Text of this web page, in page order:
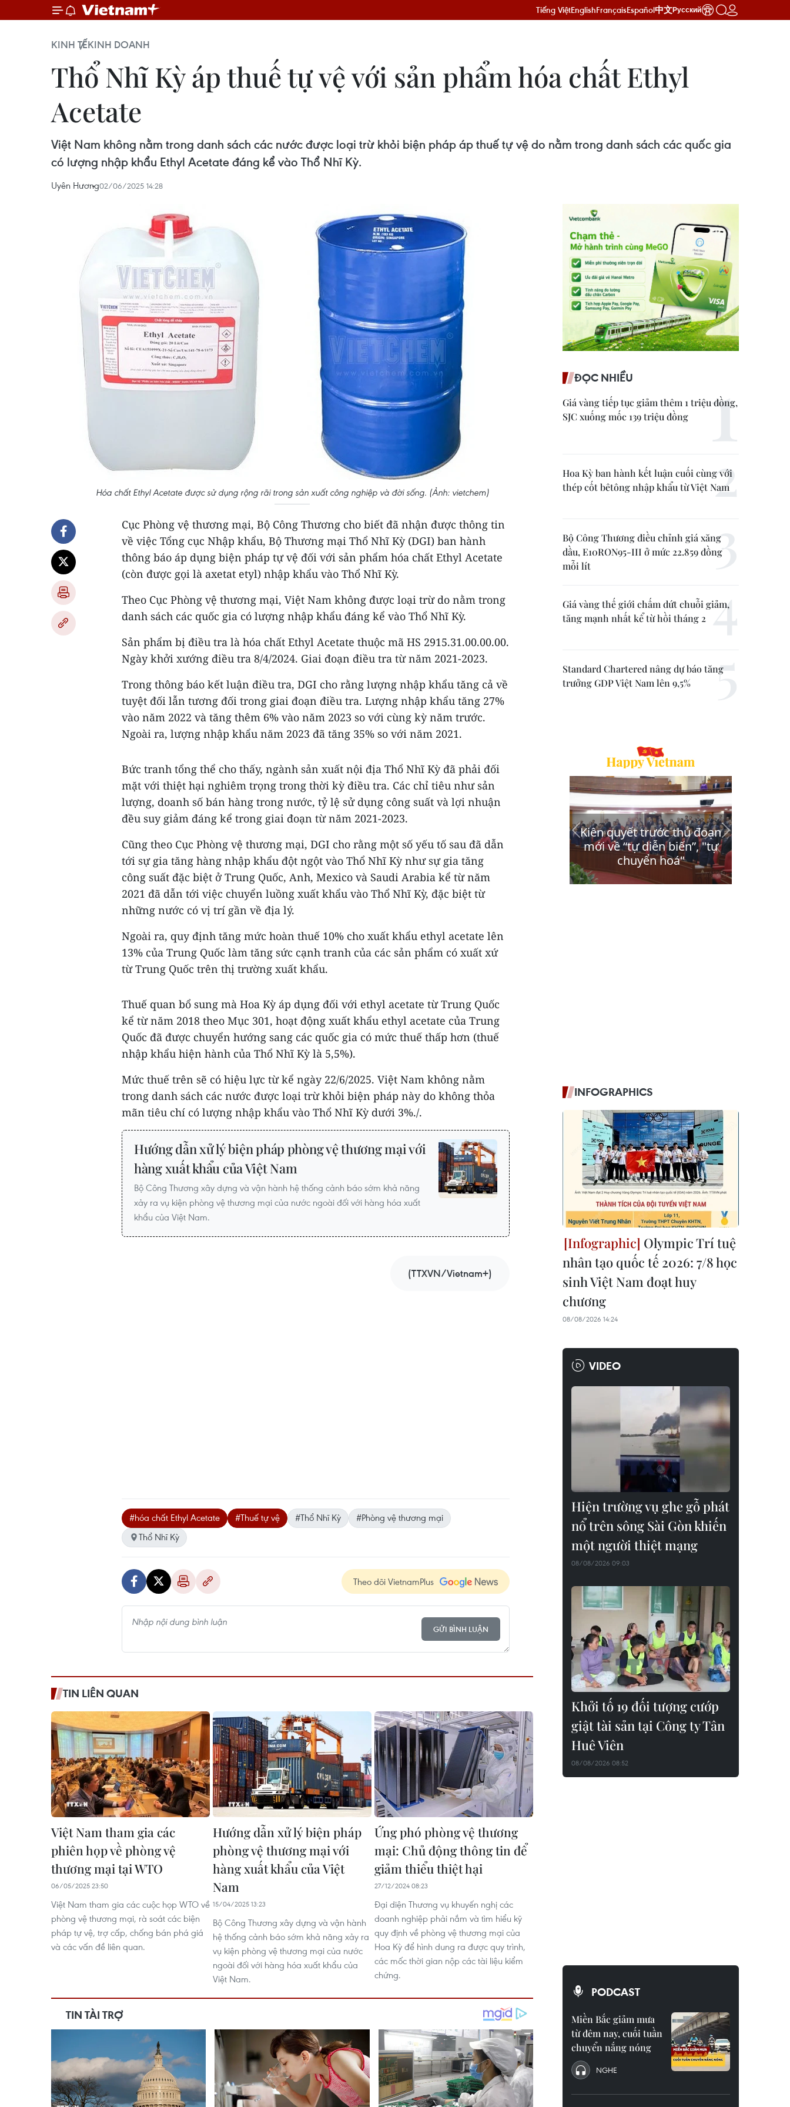
Tiếng ViệtEnglishFrançaisEspañol中文Русский
KINH TẾKINH DOANH
Thổ Nhĩ Kỳ áp thuế tự vệ với sản phẩm hóa chất Ethyl
Acetate
Việt Nam không nằm trong danh sách các nước được loại trừ khỏi biện pháp áp thuế tự vệ do nằm trong danh sách các quốc gia
có lượng nhập khẩu Ethyl Acetate đáng kể vào Thổ Nhĩ Kỳ.
Uyên Hương02/06/2025 14:28
Hóa chất Ethyl Acetate được sử dụng rộng rãi trong sản xuất công nghiệp và đời sống. (Ảnh: vietchem)
Cục Phòng vệ thương mại, Bộ Công Thương cho biết đã nhận được thông tin
về việc Tổng cục Nhập khẩu, Bộ Thương mại Thổ Nhĩ Kỳ (DGI) ban hành
thông báo áp dụng biện pháp tự vệ đối với sản phẩm hóa chất Ethyl Acetate
(còn được gọi là axetat etyl) nhập khẩu vào Thổ Nhĩ Kỳ.
Theo Cục Phòng vệ thương mại, Việt Nam không được loại trừ do nằm trong
danh sách các quốc gia có lượng nhập khẩu đáng kể vào Thổ Nhĩ Kỳ.
Sản phẩm bị điều tra là hóa chất Ethyl Acetate thuộc mã HS 2915.31.00.00.00.
Ngày khởi xướng điều tra 8/4/2024. Giai đoạn điều tra từ năm 2021-2023.
Trong thông báo kết luận điều tra, DGI cho rằng lượng nhập khẩu tăng cả về
tuyệt đối lẫn tương đối trong giai đoạn điều tra. Lượng nhập khẩu tăng 27%
vào năm 2022 và tăng thêm 6% vào năm 2023 so với cùng kỳ năm trước.
Ngoài ra, lượng nhập khẩu năm 2023 đã tăng 35% so với năm 2021.
Bức tranh tổng thể cho thấy, ngành sản xuất nội địa Thổ Nhĩ Kỳ đã phải đối
mặt với thiệt hại nghiêm trọng trong thời kỳ điều tra. Các chỉ tiêu như sản
lượng, doanh số bán hàng trong nước, tỷ lệ sử dụng công suất và lợi nhuận
đều suy giảm đáng kể trong giai đoạn từ năm 2021-2023.
Cũng theo Cục Phòng vệ thương mại, DGI cho rằng một số yếu tố sau đã dẫn
tới sự gia tăng hàng nhập khẩu đột ngột vào Thổ Nhĩ Kỳ như sự gia tăng
công suất đặc biệt ở Trung Quốc, Anh, Mexico và Saudi Arabia kể từ năm
2021 đã dẫn tới việc chuyển luồng xuất khẩu vào Thổ Nhĩ Kỳ, đặc biệt từ
những nước có vị trí gần về địa lý.
Ngoài ra, quy định tăng mức hoàn thuế 10% cho xuất khẩu ethyl acetate lên
13% của Trung Quốc làm tăng sức cạnh tranh của các sản phẩm có xuất xứ
từ Trung Quốc trên thị trường xuất khẩu.
Thuế quan bổ sung mà Hoa Kỳ áp dụng đối với ethyl acetate từ Trung Quốc
kể từ năm 2018 theo Mục 301, hoạt động xuất khẩu ethyl acetate của Trung
Quốc đã được chuyển hướng sang các quốc gia có mức thuế thấp hơn (thuế
nhập khẩu hiện hành của Thổ Nhĩ Kỳ là 5,5%).
Mức thuế trên sẽ có hiệu lực từ kể ngày 22/6/2025. Việt Nam không nằm
trong danh sách các nước được loại trừ khỏi biện pháp này do không thỏa
mãn tiêu chí có lượng nhập khẩu vào Thổ Nhĩ Kỳ dưới 3%./.
Hướng dẫn xử lý biện pháp phòng vệ thương mại với
hàng xuất khẩu của Việt Nam
Bộ Công Thương xây dựng và vận hành hệ thống cảnh báo sớm khả năng
xảy ra vụ kiện phòng vệ thương mại của nước ngoài đối với hàng hóa xuất
khẩu của Việt Nam.
(TTXVN/Vietnam+)
#hóa chất Ethyl Acetate #Thuế tự vệ #Thổ Nhĩ Kỳ
#Phòng vệ thương mại
Thổ Nhĩ Kỳ
Theo dõi VietnamPlus
GỬI BÌNH LUẬN
TIN LIÊN QUAN
Việt Nam tham gia các
phiên họp về phòng vệ
thương mại tại WTO
06/05/2025 23:50
Việt Nam tham gia các cuộc họp WTO về
phòng vệ thương mại, rà soát các biện
pháp tự vệ, trợ cấp, chống bán phá giá
và các vấn đề liên quan.
Hướng dẫn xử lý biện pháp
phòng vệ thương mại với
hàng xuất khẩu của Việt
Nam
15/04/2025 13:23
Bộ Công Thương xây dựng và vận hành
hệ thống cảnh báo sớm khả năng xảy ra
vụ kiện phòng vệ thương mại của nước
ngoài đối với hàng hóa xuất khẩu của
Việt Nam.
Ứng phó phòng vệ thương
mại: Chủ động thông tin để
giảm thiểu thiệt hại
27/12/2024 08:23
Đại diện Thương vụ khuyến nghị các
doanh nghiệp phải nắm và tìm hiểu kỹ
quy định về phòng vệ thương mại của
Hoa Kỳ để hình dung ra được quy trình,
các mốc thời gian nộp các tài liệu kiểm
chứng.
ĐỌC NHIỀU
Giá vàng tiếp tục giảm thêm 1 triệu đồng,
SJC xuống mốc 139 triệu đồng
Hoa Kỳ ban hành kết luận cuối cùng với
thép cốt bêtông nhập khẩu từ Việt Nam
Bộ Công Thương điều chỉnh giá xăng
dầu, E10RON95-III ở mức 22.859 đồng
mỗi lít
Giá vàng thế giới chấm dứt chuỗi giảm,
tăng mạnh nhất kể từ hồi tháng 2
Standard Chartered nâng dự báo tăng
trưởng GDP Việt Nam lên 9,5%
INFOGRAPHICS
Olympic Trí tuệ
nhân tạo quốc tế 2026: 7/8 học
sinh Việt Nam đoạt huy
chương
08/08/2026 14:24
VIDEO
Hiện trường vụ ghe gỗ phát
nổ trên sông Sài Gòn khiến
một người thiệt mạng
08/08/2026 09:03
Khởi tố 19 đối tượng cướp
giật tài sản tại Công ty Tân
Huê Viên
08/08/2026 08:52
PODCAST
Miền Bắc giảm mưa
từ đêm nay, cuối tuần
chuyển nắng nóng
NGHE